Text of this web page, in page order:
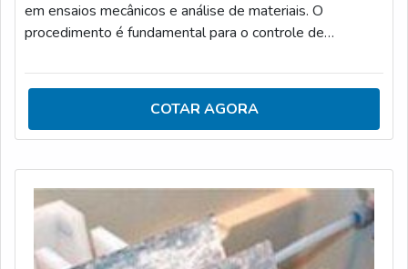
em ensaios mecânicos e análise de materiais. O
procedimento é fundamental para o controle de
controle da qualidade.QUALIDADE NA
oferecidas pelos laboratórios metalúrgicos abrangem:
Elaboração do Registro de Qualificação do Soldador
Procedimento de Sol
COTAR AGORA